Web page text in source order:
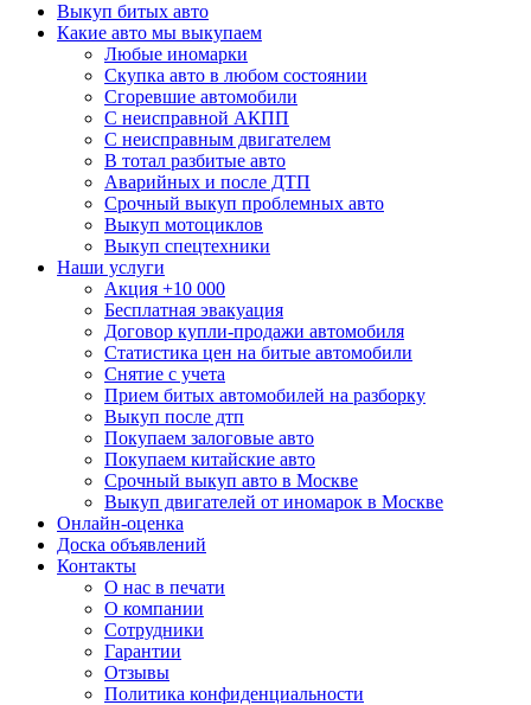
Выкуп битых авто
Какие авто мы выкупаем
Любые иномарки
Скупка авто в любом состоянии
Сгоревшие автомобили
С неисправной АКПП
С неисправным двигателем
В тотал разбитые авто
Аварийных и после ДТП
Срочный выкуп проблемных авто
Выкуп мотоциклов
Выкуп спецтехники
Наши услуги
Акция +10 000
Бесплатная эвакуация
Договор купли-продажи автомобиля
Статистика цен на битые автомобили
Снятие с учета
Прием битых автомобилей на разборку
Выкуп после дтп
Покупаем залоговые авто
Покупаем китайские авто
Срочный выкуп авто в Москве
Выкуп двигателей от иномарок в Москве
Онлайн-оценка
Доска объявлений
Контакты
О нас в печати
О компании
Сотрудники
Гарантии
Отзывы
Политика конфиденциальности